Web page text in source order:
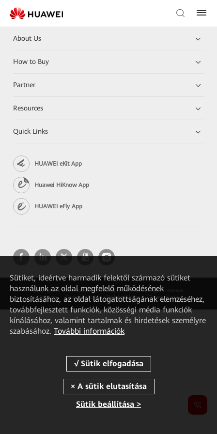
About Us
How to Buy
Partner
Resources
Quick Links
HUAWEI eKit App
Huawei HiKnow App
HUAWEI eFly App
Copyright © 2026 Huawei Technologies Co., Ltd. All rights reserved.
Privacy
Cookie Policy Sütik beállítása Terms of use
Sütiket, ideértve harmadik felektől származó sütiket
használunk az oldal megfelelő működésének
biztosításához, az oldal látogatottságának elemzéséhez,
továbbfejlesztett funkciók, közösségi média funkciók
kínálásához, valamint tartalmak és hirdetések személyre
szabásához. További információk
Sütik beállítása >